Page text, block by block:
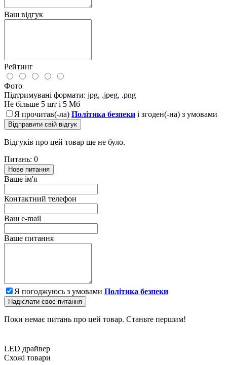
Ваш відгук
Рейтинг
Фото
Підтримувані формати: jpg, .jpeg, .png
Не більше 5 шт і 5 Мб
Я прочитав(-ла) Політика безпеки і згоден(-на) з умовами
Відправити свій відгук
Відгуків про цей товар ще не було.
Питань: 0
Нове питання
Ваше ім'я
Контактний телефон
Ваш e-mail
Ваше питання
Я погоджуюсь з умовами Політика безпеки
Надіслати своє питання
Поки немає питань про цей товар. Станьте першим!
LED драйвер
Схожі товари